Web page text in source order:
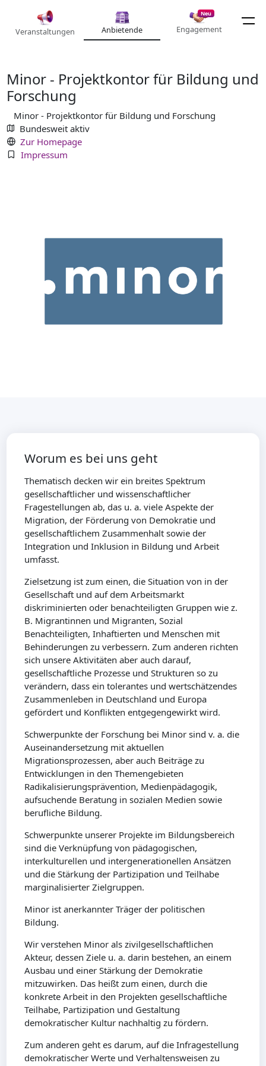
Veranstaltungen Anbietende
Neu
Engagement
Minor - Projektkontor für Bildung und
Forschung
Minor - Projektkontor für Bildung und Forschung
Bundesweit aktiv
Zur Homepage
Impressum
Worum es bei uns geht
Thematisch decken wir ein breites Spektrum
gesellschaftlicher und wissenschaftlicher
Fragestellungen ab, das u. a. viele Aspekte der
Migration, der Förderung von Demokratie und
gesellschaftlichem Zusammenhalt sowie der
Integration und Inklusion in Bildung und Arbeit
umfasst.
Zielsetzung ist zum einen, die Situation von in der
Gesellschaft und auf dem Arbeitsmarkt
diskriminierten oder benachteiligten Gruppen wie z.
B. Migrantinnen und Migranten, Sozial
Benachteiligten, Inhaftierten und Menschen mit
Behinderungen zu verbessern. Zum anderen richten
sich unsere Aktivitäten aber auch darauf,
gesellschaftliche Prozesse und Strukturen so zu
verändern, dass ein tolerantes und wertschätzendes
Zusammenleben in Deutschland und Europa
gefördert und Konflikten entgegengewirkt wird.
Schwerpunkte der Forschung bei Minor sind v. a. die
Auseinandersetzung mit aktuellen
Migrationsprozessen, aber auch Beiträge zu
Entwicklungen in den Themengebieten
Radikalisierungsprävention, Medienpädagogik,
aufsuchende Beratung in sozialen Medien sowie
berufliche Bildung.
Schwerpunkte unserer Projekte im Bildungsbereich
sind die Verknüpfung von pädagogischen,
interkulturellen und intergenerationellen Ansätzen
und die Stärkung der Partizipation und Teilhabe
marginalisierter Zielgruppen.
Minor ist anerkannter Träger der politischen
Bildung.
Wir verstehen Minor als zivilgesellschaftlichen
Akteur, dessen Ziele u. a. darin bestehen, an einem
Ausbau und einer Stärkung der Demokratie
mitzuwirken. Das heißt zum einen, durch die
konkrete Arbeit in den Projekten gesellschaftliche
Teilhabe, Partizipation und Gestaltung
demokratischer Kultur nachhaltig zu fördern.
Zum anderen geht es darum, auf die Infragestellung
demokratischer Werte und Verhaltensweisen zu